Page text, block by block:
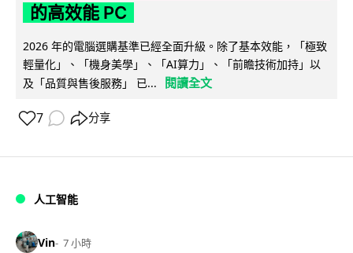
的高效能 PC
2026 年的電腦選購基準已經全面升級。除了基本效能，「極致
輕量化」、「機身美學」、「AI算力」、「前瞻技術加持」以
及「品質與售後服務」 已...
閱讀全文
7 分享
人工智能
Vin 7 小時